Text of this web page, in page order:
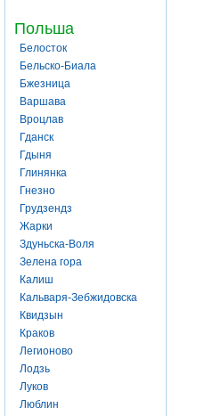
Польша
Белосток
Бельско-Биала
Бжезница
Варшава
Вроцлав
Гданск
Гдыня
Глинянка
Гнезно
Грудзендз
Жарки
Здуньска-Воля
Зелена гора
Калиш
Кальваря-Зебжидовска
Квидзын
Краков
Легионово
Лодзь
Луков
Люблин